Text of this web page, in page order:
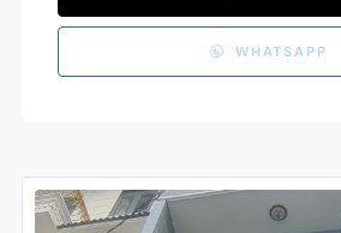
WHATSAPP